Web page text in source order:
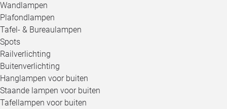
Wandlampen
Plafondlampen
Tafel- & Bureaulampen
Spots
Railverlichting
Buitenverlichting
Hanglampen voor buiten
Staande lampen voor buiten
Tafellampen voor buiten